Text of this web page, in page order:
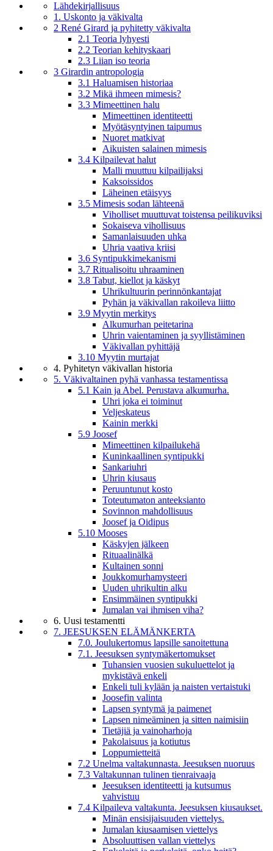
Lähdekirjallisuus
1. Uskonto ja väkivalta
2 René Girard ja pyhitetty väkivalta
2.1 Teoria lyhyesti
2.2 Teorian kehityskaari
2.3 Liian iso teoria
3 Girardin antropologia
3.1 Haluamisen historiaa
3.2 Mikä ihmeen mimesis?
3.3 Mimeettinen halu
Mimeettinen identiteetti
Myötäsyntyinen taipumus
Nuoret matkivat
Aikuisten salainen mimesis
3.4 Kilpailevat halut
Malli muuttuu kilpailijaksi
Kaksoissidos
Läheinen etäisyys
3.5 Mimesis sodan lähteenä
Viholliset muuttuvat toistensa peilikuviksi
Sokaiseva vihollisuus
Samanlaisuuden uhka
Uhria vaativa kriisi
3.6 Syntipukkimekanismi
3.7 Ritualisoitu uhraaminen
3.8 Tabut, kiellot ja käskyt
Uhrikultuurin perinnönkantajat
Pyhän ja väkivallan rakoileva liitto
3.9 Myytin merkitys
Alkumurhan peitetarina
Uhrin vaientaminen ja syyllistäminen
Väkivallan pyhittäjä
3.10 Myytin murtajat
4. Pyhitetyn väkivallan historia
5. Väkivaltainen pyhä vanhassa testamentissa
5.1 Kain ja Abel. Perustava alkumurha.
Uhri joka ei toiminut
Veljeskateus
Kainin merkki
5.9 Joosef
Mimeettinen kilpailukehä
Kuninkaallinen syntipukki
Sankariuhri
Uhrin kiusaus
Peruuntunut kosto
Toteutumaton anteeksianto
Sovinnon mahdollisuus
Joosef ja Oidipus
5.10 Mooses
Käskyjen jälkeen
Rituaalinälkä
Kultainen sonni
Joukkomurhamysteeri
Uuden uhrikultin alku
Ensimmäinen syntipukki
Jumalan vai ihmisen viha?
6. Uusi testamentti
7. JEESUKSEN ELÄMÄNKERTA
7.0. Joulukertomus lapsille sanoitettuna
7.1. Jeesuksen syntymäkertomukset
Tuhansien vuosien sukuluettelot ja
mykistävä enkeli
Enkeli tuli kylään ja naisten vertaistuki
Joosefin valinta
Lapsen syntymä ja paimenet
Lapsen nimeäminen ja sitten naimisiin
Tietäjiä ja vainoharhoja
Pakolaisuus ja kotiutus
Loppumietteitä
7.2 Unelma valtakunnasta. Jeesuksen nuoruus
7.3 Valtakunnan tulinen tienraivaaja
Jeesuksen identiteetti ja kutsumus
vahvistuu
7.4 Kilpaileva valtakunta. Jeesuksen kiusaukset.
Minän ensisijaisuuden viettelys.
Jumalan kiusaamisen viettelys
Absoluuttisen vallan viettelys